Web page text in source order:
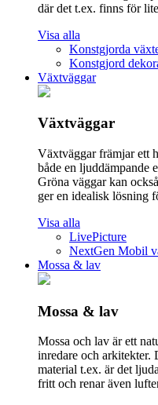
där det t.ex. finns för
Visa alla
Konstgjorda
Konstgjord
Växtväggar
Växtväggar
Växtväggar främjar ett
både en ljuddämpande
Gröna väggar kan
ger en idealisk lösning
Visa alla
LivePicture
NextGen Mobil
Mossa & lav
Mossa & lav
Mossa och lav är ett
inredare och arkitekter.
material t.ex. är det
fritt och renar även